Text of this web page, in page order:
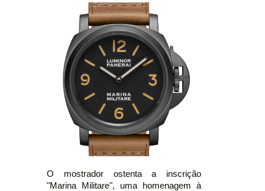
O mostrador ostenta a inscrição
"Marina Militare", uma homenagem à